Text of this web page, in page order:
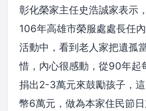
彰化榮家主任史浩誠家表示
106年高雄市榮服處處長任
活動中，看到老人家把遺孤
惜，內心很感動，從90年起
捐出2-3萬元來鼓勵孩子，
幣6萬元，做為本家住民節